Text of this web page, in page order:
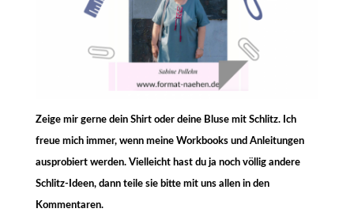
Zeige mir gerne dein Shirt oder deine Bluse mit Schlitz. Ich
freue mich immer, wenn meine Workbooks und Anleitungen
ausprobiert werden. Vielleicht hast du ja noch völlig andere
Schlitz-Ideen, dann teile sie bitte mit uns allen in den
Kommentaren.